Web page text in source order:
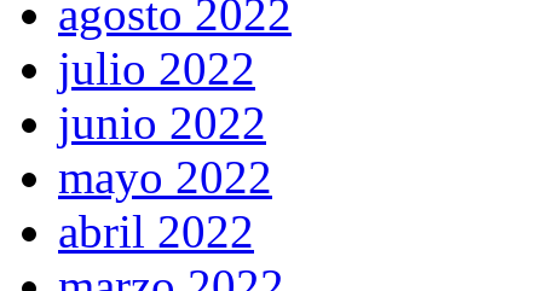
agosto 2022
julio 2022
junio 2022
mayo 2022
abril 2022